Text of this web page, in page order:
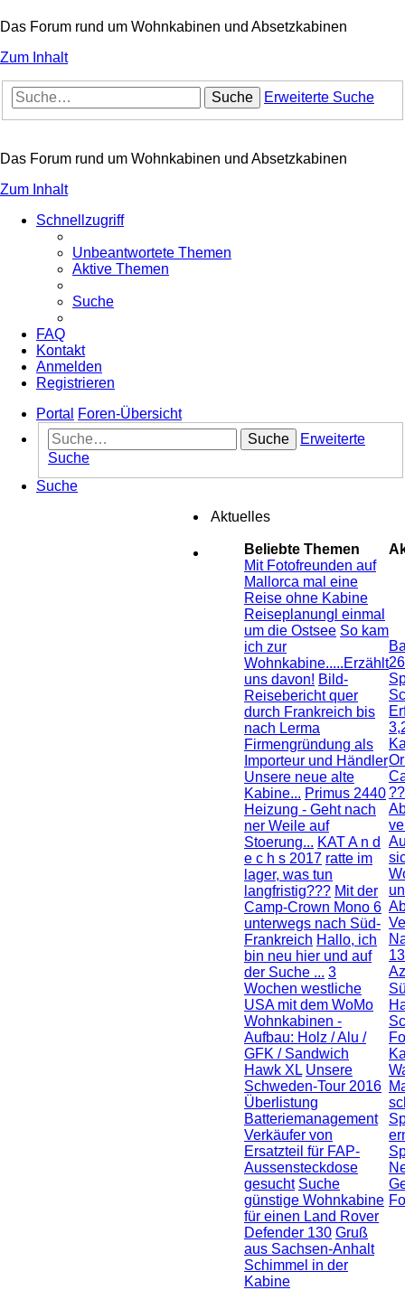
Das Forum rund um Wohnkabinen und Absetzkabinen
Zum Inhalt
Suche Erweiterte Suche
Das Forum rund um Wohnkabinen und Absetzkabinen
Zum Inhalt
Schnellzugriff
Unbeantwortete Themen
Aktive Themen
Suche
FAQ
Kontakt
Anmelden
Registrieren
Portal
Foren-Übersicht
Suche
Erweiterte
Suche
Suche
Aktuelles
Beliebte Themen
Mit Fotofreunden auf
Mallorca mal eine
Reise ohne Kabine
Reiseplanungl einmal
um die Ostsee So kam
ich zur
Wohnkabine.....Erzählt
uns davon! Bild-
Reisebericht quer
durch Frankreich bis
nach Lerma
Firmengründung als
Importeur und Händler
Unsere neue alte
Kabine... Primus 2440
Heizung - Geht nach
ner Weile auf
Stoerung... KAT A n d
e c h s 2017 ratte im
lager, was tun
langfristig??? Mit der
Camp-Crown Mono 6
unterwegs nach Süd-
Frankreich Hallo, ich
bin neu hier und auf
der Suche ... 3
Wochen westliche
USA mit dem WoMo
Wohnkabinen -
Aufbau: Holz / Alu /
GFK / Sandwich
Hawk XL Unsere
Schweden-Tour 2016
Überlistung
Batteriemanagement
Verkäufer von
Ersatzteil für FAP-
Aussensteckdose
gesucht Suche
günstige Wohnkabine
für einen Land Rover
Defender 130 Gruß
aus Sachsen-Anhalt
Schimmel in der
Kabine
??